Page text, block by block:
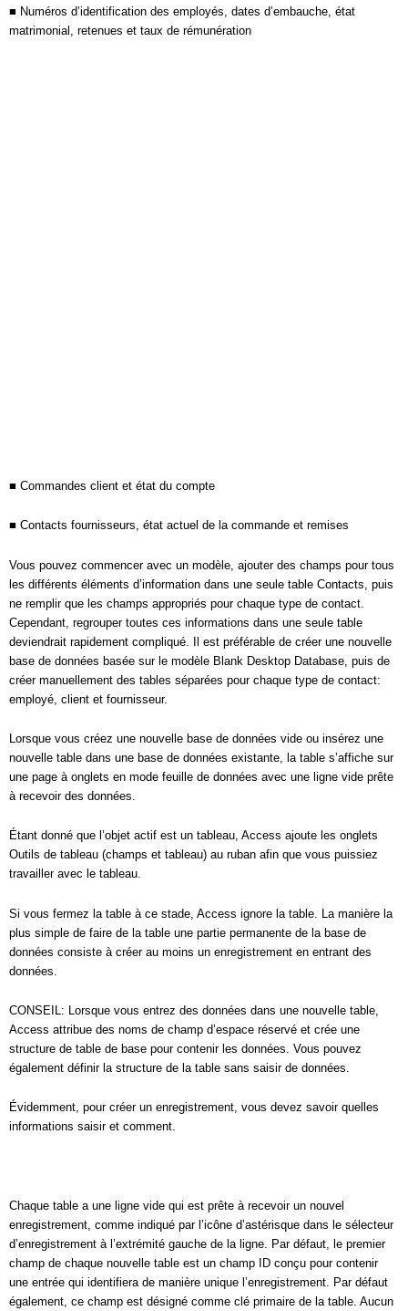
■ Numéros d’identification des employés, dates d’embauche, état
matrimonial, retenues et taux de rémunération
■ Commandes client et état du compte
■ Contacts fournisseurs, état actuel de la commande et remises
Vous pouvez commencer avec un modèle, ajouter des champs pour tous
les différents éléments d’information dans une seule table Contacts, puis
ne remplir que les champs appropriés pour chaque type de contact.
Cependant, regrouper toutes ces informations dans une seule table
deviendrait rapidement compliqué. Il est préférable de créer une nouvelle
base de données basée sur le modèle Blank Desktop Database, puis de
créer manuellement des tables séparées pour chaque type de contact:
employé, client et fournisseur.
Lorsque vous créez une nouvelle base de données vide ou insérez une
nouvelle table dans une base de données existante, la table s’affiche sur
une page à onglets en mode feuille de données avec une ligne vide prête
à recevoir des données.
Étant donné que l’objet actif est un tableau, Access ajoute les onglets
Outils de tableau (champs et tableau) au ruban afin que vous puissiez
travailler avec le tableau.
Si vous fermez la table à ce stade, Access ignore la table. La manière la
plus simple de faire de la table une partie permanente de la base de
données consiste à créer au moins un enregistrement en entrant des
données.
CONSEIL: Lorsque vous entrez des données dans une nouvelle table,
Access attribue des noms de champ d’espace réservé et crée une
structure de table de base pour contenir les données. Vous pouvez
également définir la structure de la table sans saisir de données.
Évidemment, pour créer un enregistrement, vous devez savoir quelles
informations saisir et comment.
Chaque table a une ligne vide qui est prête à recevoir un nouvel
enregistrement, comme indiqué par l’icône d’astérisque dans le sélecteur
d’enregistrement à l’extrémité gauche de la ligne. Par défaut, le premier
champ de chaque nouvelle table est un champ ID conçu pour contenir
une entrée qui identifiera de manière unique l’enregistrement. Par défaut
également, ce champ est désigné comme clé primaire de la table. Aucun